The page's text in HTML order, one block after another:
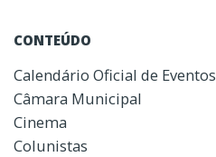
CONTEÚDO
Calendário Oficial de Eventos
Câmara Municipal
Cinema
Colunistas